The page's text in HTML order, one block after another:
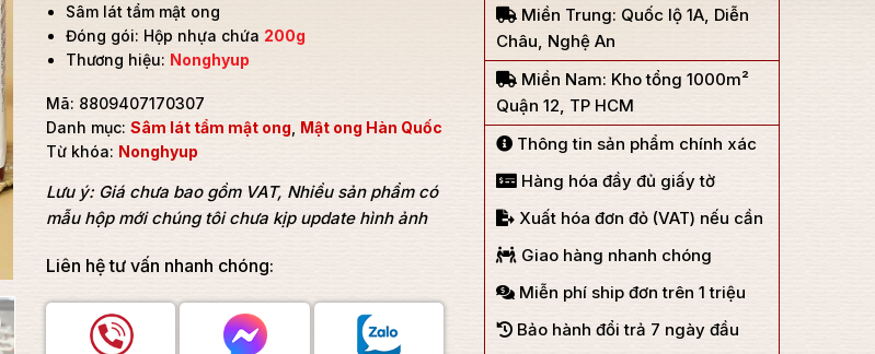
Sâm lát tẩm mật ong
Đóng gói: Hộp nhựa chứa 200g
Thương hiệu: Nonghyup
Mã: 8809407170307
Danh mục: Sâm lát tẩm mật ong Mật ong Hàn Quốc
Từ khóa: Nonghyup
Lưu ý: Giá chưa bao gồm VAT, Nhiều sản phẩm có
mẫu hộp mới chúng tôi chưa kịp update hình ảnh
Liên hệ tư vấn nhanh chóng:
Miền Trung: Quốc lộ 1A, Diễn
Châu, Nghệ An
Miền Nam: Kho tổng 1000m²
Quận 12, TP HCM
Thông tin sản phẩm chính xác
Hàng hóa đầy đủ giấy tờ
Xuất hóa đơn đỏ (VAT) nếu cần
Giao hàng nhanh chóng
Miễn phí ship đơn trên 1 triệu
Bảo hành đổi trả 7 ngày đầu